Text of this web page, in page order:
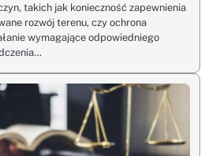
takich jak konieczność zapewnienia
rozwój terenu, czy ochrona
wymagające odpowiedniego